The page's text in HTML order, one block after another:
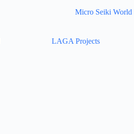
Micro Seiki World
LAGA Projects